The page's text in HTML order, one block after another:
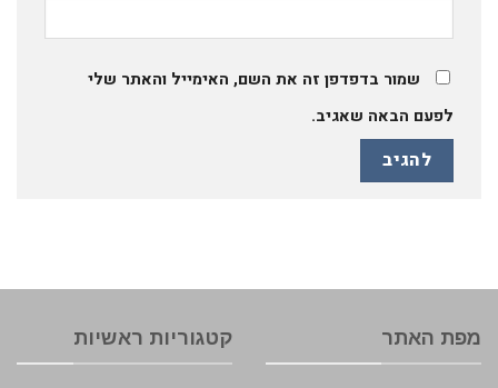
שמור בדפדפן זה את השם, האימייל והאתר שלי
לפעם הבאה שאגיב.
מפת האתר קטגוריות ראשיות